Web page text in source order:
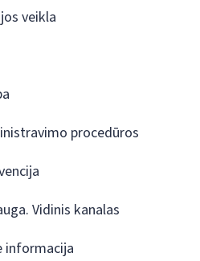
veikla
procedūros
Vidinis kanalas
informacija